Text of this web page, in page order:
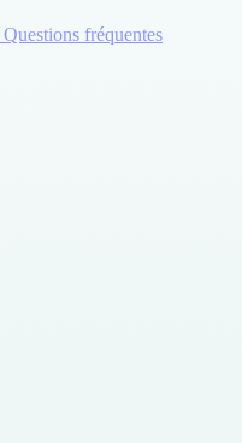
Questions fréquentes